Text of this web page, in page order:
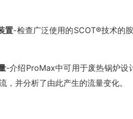
置-检查广泛使用的SCOT®技术的
-介绍ProMax中可用于废热锅炉设
，并分析了由此产生的流量变化。